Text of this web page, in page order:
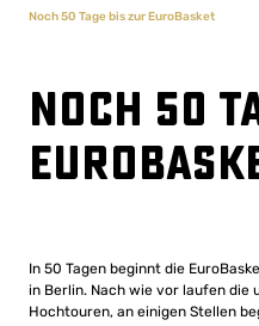
Noch 50 Tage bis zur EuroBasket
Noch 50
In 50 Tagen beginnt die
in Berlin. Nach wie vor laufen
Hochtouren, an einigen Stellen